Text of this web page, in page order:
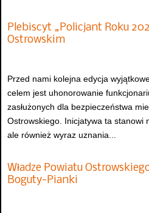
Plebiscyt „Policjant Roku
Ostrowskim
Przed nami kolejna edycja
celem jest uhonorowanie
zasłużonych dla bezpieczeństwa
Ostrowskiego. Inicjatywa ta stanowi
ale również wyraz uznania...
Władze Powiatu
Boguty-Pianki